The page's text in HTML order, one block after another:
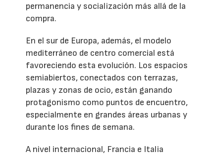
permanencia y socialización más allá de la
compra.
En el sur de Europa, además, el modelo
mediterráneo de centro comercial está
favoreciendo esta evolución. Los espacios
semiabiertos, conectados con terrazas,
plazas y zonas de ocio, están ganando
protagonismo como puntos de encuentro,
especialmente en grandes áreas urbanas y
durante los fines de semana.
A nivel internacional, Francia e Italia